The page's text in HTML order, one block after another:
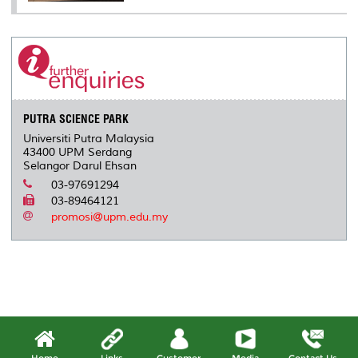
PUTRA SCIENCE PARK
Universiti Putra Malaysia
43400 UPM Serdang
Selangor Darul Ehsan
03-97691294
03-89464121
promosi@upm.edu.my